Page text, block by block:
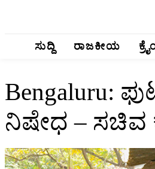
ಸುದ್ದಿ ರಾಜಕೀಯ
Bengaluru:
ನಿಷೇಧ – ಸಚಿವ